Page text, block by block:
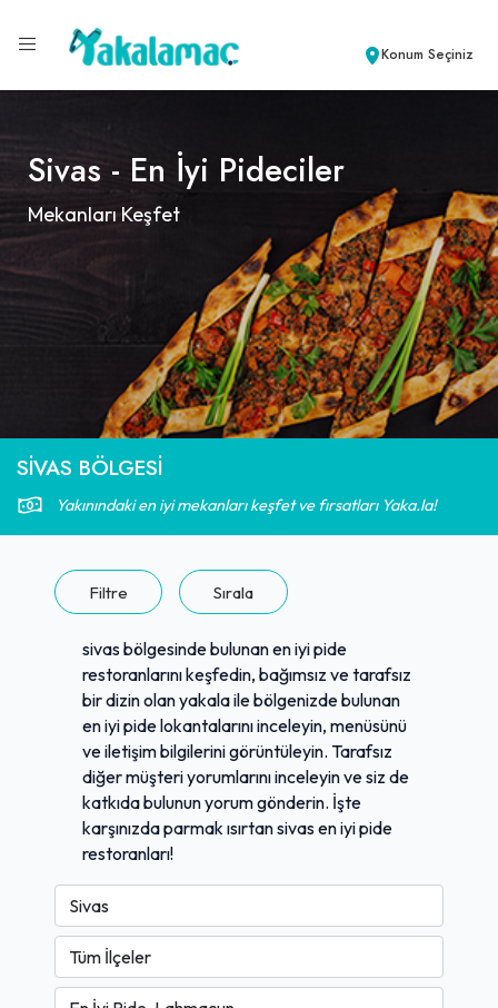
Konum Seçiniz
Sivas - En İyi Pideciler
Mekanları Keşfet
SIVAS BÖLGESI
Yakınındaki en iyi mekanları keşfet ve fırsatları Yaka.la!
Filtre Sırala
sivas bölgesinde bulunan en iyi pide
restoranlarını keşfedin, bağımsız ve tarafsız
bir dizin olan yakala ile bölgenizde bulunan
en iyi pide lokantalarını inceleyin, menüsünü
ve iletişim bilgilerini görüntüleyin. Tarafsız
diğer müşteri yorumlarını inceleyin ve siz de
katkıda bulunun yorum gönderin. İşte
karşınızda parmak ısırtan sivas en iyi pide
restoranları!